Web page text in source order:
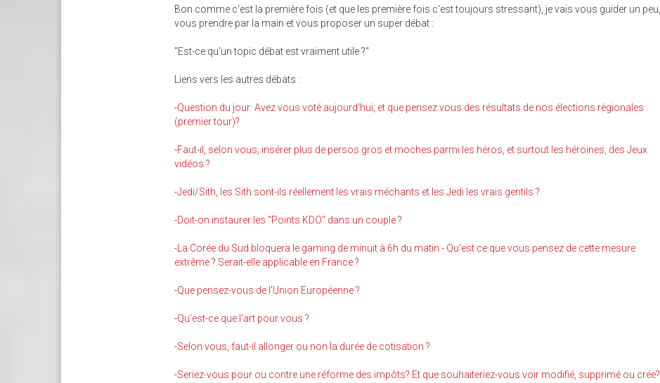
Bon comme c'est la première fois (et que les première fois c'est toujours stressant), je vais vous guider un peu,
vous prendre par la main et vous proposer un super débat :
"Est-ce qu'un topic débat est vraiment utile ?"
Liens vers les autres débats :
-Question du jour: Avez vous voté aujourd'hui, et que pensez vous des résultats de nos élections régionales
(premier tour)?
-Faut-il, selon vous, insérer plus de persos gros et moches parmi les héros, et surtout les héroines, des Jeux
vidéos ?
-Jedi/Sith, les Sith sont-ils réellement les vrais méchants et les Jedi les vrais gentils ?
-Doit-on instaurer les "Points KDO" dans un couple ?
- La Corée du Sud bloquera le gaming de minuit à 6h du matin - Qu'est ce que vous pensez de cette mesure
extrême ? Serait-elle applicable en France ?
-Que pensez-vous de l'Union Européenne ?
-Qu'est-ce que l'art pour vous ?
-Selon vous, faut-il allonger ou non la durée de cotisation ?
-Seriez-vous pour ou contre une réforme des impôts? Et que souhaiteriez-vous voir modifié, supprimé ou crée?